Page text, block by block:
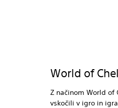
World of Chel
Z načinom World of
vskočili v igro in